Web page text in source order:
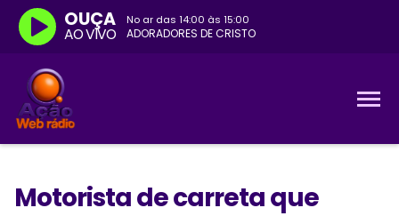
No ar das 14:00 às 15:00
ADORADORES DE CRISTO
OUÇA
AO VIVO
Motorista de carreta que